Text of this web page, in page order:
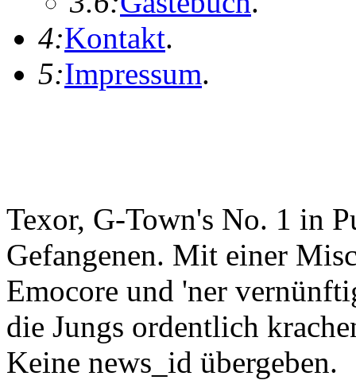
4:Kontakt.
5:Impressum.
Texor, G-Town's No. 1 in
Gefangenen. Mit einer
Emocore und 'ner
die Jungs ordentlich
Keine news_id übergeben.